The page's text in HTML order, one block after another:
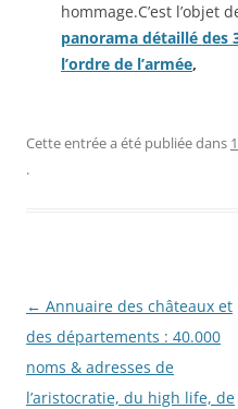
hommage.C’est l’objet
panorama détaillé des
l’ordre de l’armée,
Cette entrée a été publiée dans
.
Navigation
des
articles
← Annuaire des châteaux et
des départements : 40.000
noms & adresses de
l’aristocratie, du high life, de